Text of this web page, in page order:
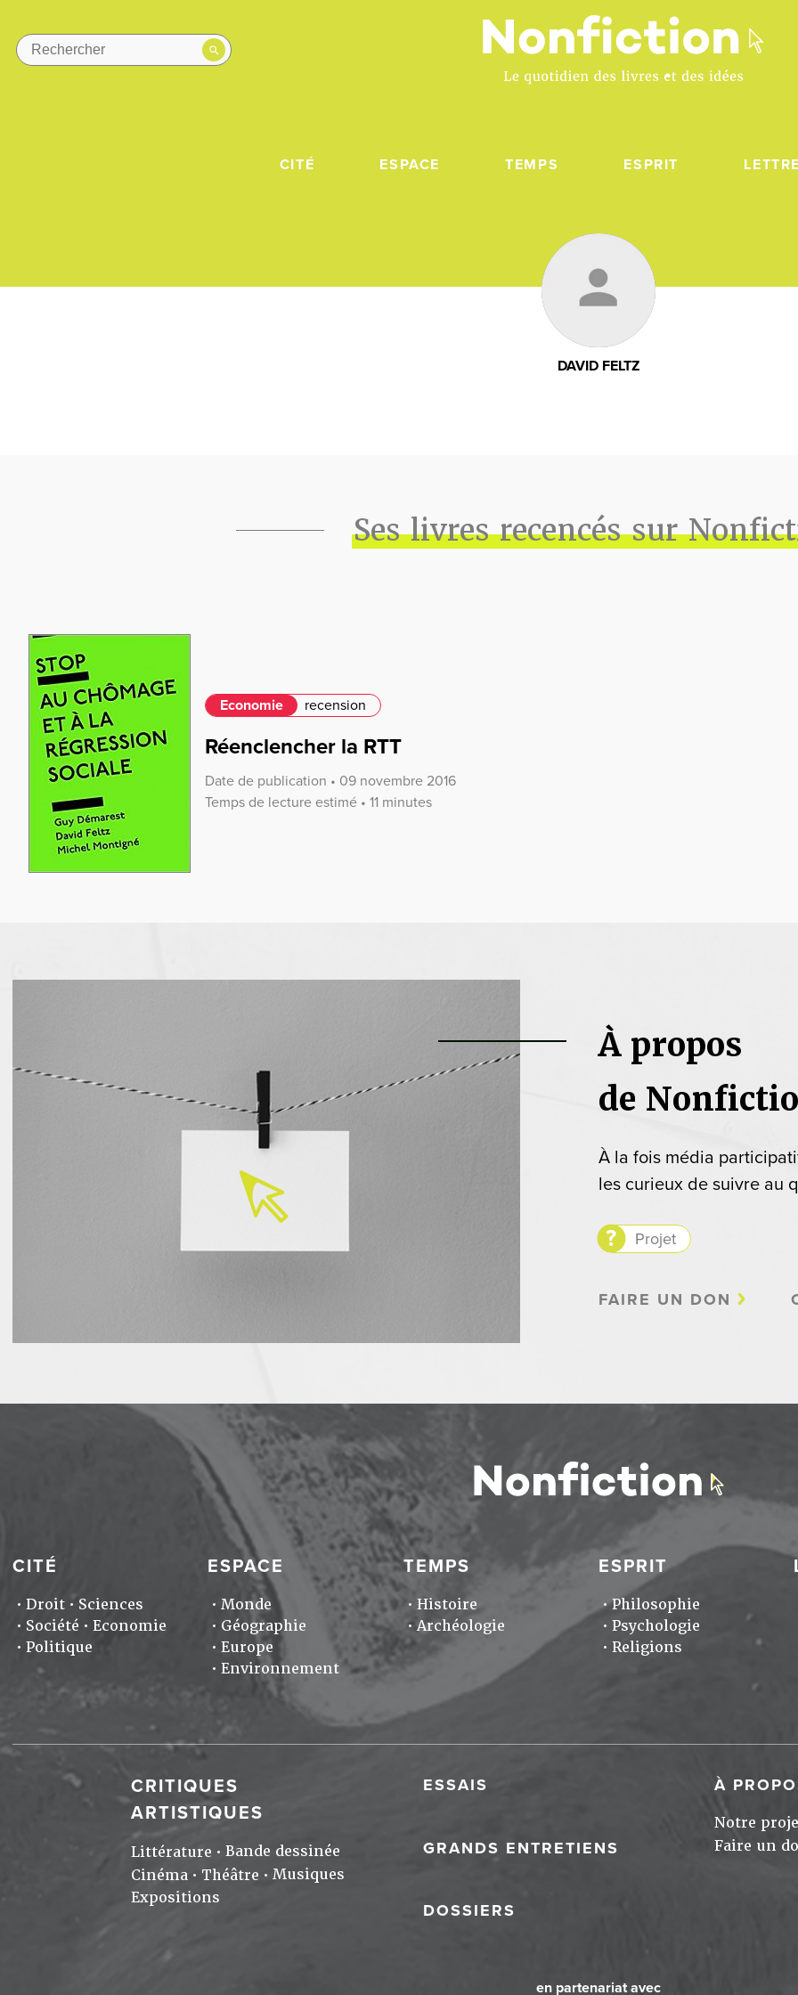
CITÉ ESPACE TEMPS ESPRIT
DAVID FELTZ
Ses livres recencés sur
Economie recension
Réenclencher la RTT
Date de publication • 09 novembre 2016
Temps de lecture estimé • 11 minutes
À propos
de
À la fois média
les curieux de suivre au
Projet
FAIRE UN DON
CITÉ
Droit
Sciences
Société
Economie
Politique
ESPACE
Monde
Géographie
Europe
Environnement
TEMPS
Histoire
Archéologie
ESPRIT
Philosophie
Psychologie
Religions
CRITIQUES
ARTISTIQUES
Littérature
Bande dessinée
Cinéma
Théâtre
Musiques
Expositions
ESSAIS
GRANDS ENTRETIENS
DOSSIERS
À
Notre
Faire un
en partenariat avec